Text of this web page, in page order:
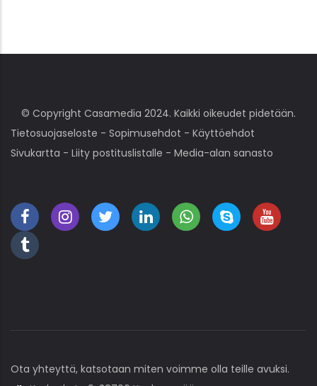
© Copyright Casamedia 2024. Kaikki oikeudet pidetään.
Tietosuojaseloste - Sopimusehdot - Käyttöehdot
Sivukartta - Liity postituslistalle - Media-alan sanasto
Ota yhteyttä, katsotaan miten voimme olla teille avuksi.